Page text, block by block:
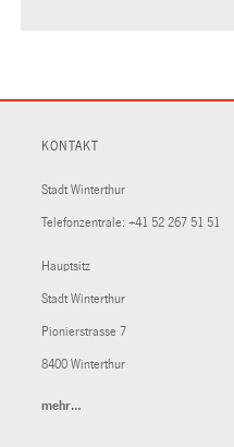
KONTAKT
Stadt Winterthur
Telefonzentrale: +41 52 267 51 51
Hauptsitz
Stadt Winterthur
Pionierstrasse 7
8400 Winterthur
mehr…